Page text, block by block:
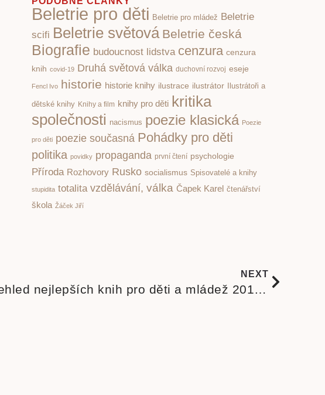
Beletrie pro děti Beletrie pro mládež
Beletrie
scifi Beletrie světová Beletrie česká
Biografie budoucnost lidstva cenzura cenzura
knih covid-19 Druhá světová válka duchovní rozvoj eseje
Fencl Ivo historie historie knihy ilustrace ilustrátor Ilustrátoři a
dětské knihy Knihy a film knihy pro děti kritika
společnosti nacismus poezie klasická Poezie
pro děti poezie současná Pohádky pro děti
politika povidky propaganda první čtení psychologie
Příroda Rozhovory Rusko socialismus Spisovatelé a knihy
stupidita totalita vzdělávání, válka Čapek Karel čtenářství
škola Žáček Jiří
NEXT
Opravdu přehled nejlepších knih pro děti a mládež 2012/2013?